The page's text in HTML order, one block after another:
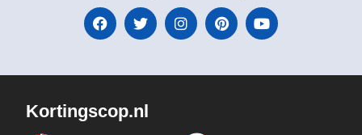
Kortingscop.nl